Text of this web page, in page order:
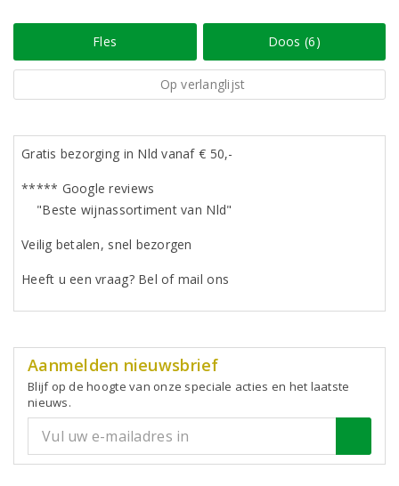
Fles Doos (6)
Op verlanglijst
Gratis bezorging in Nld vanaf € 50,-
***** Google reviews
"Beste wijnassortiment van Nld"
Veilig betalen, snel bezorgen
Heeft u een vraag? Bel of mail ons
Aanmelden nieuwsbrief
Blijf op de hoogte van onze speciale acties en het laatste
nieuws.